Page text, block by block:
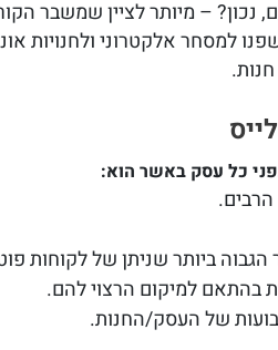
נכון? – מיותר לציין שמשבר
למסחר אלקטרוני ולחנויות
כל עסק באשר הוא:
ביותר שניתן של לקוחות
בהתאם למיקום הרצוי להם.
של העסק/החנות.